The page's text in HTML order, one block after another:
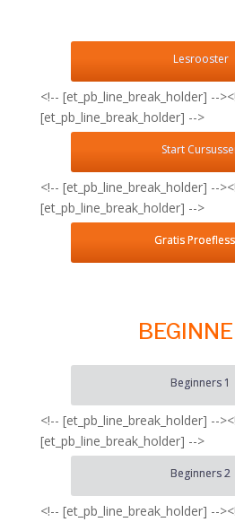
Lesrooster
<!-- [et_pb_line_break_holder] --
[et_pb_line_break_holder] -->
Start
<!-- [et_pb_line_break_holder] --
[et_pb_line_break_holder] -->
Gratis
Beginners 1
<!-- [et_pb_line_break_holder] --
[et_pb_line_break_holder] -->
Beginners 2
<!-- [et_pb_line_break_holder] --